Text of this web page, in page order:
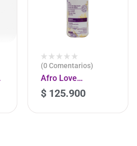
(0 Comentarios)
Afro Love
Acondicionador
450ml
$ 125.900